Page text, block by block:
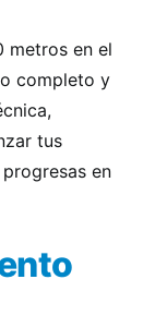
metros en el
completo y
tus
en